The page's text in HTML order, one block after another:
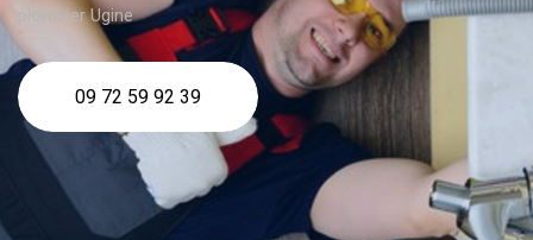
plombier Ugine
09 72 59 92 39